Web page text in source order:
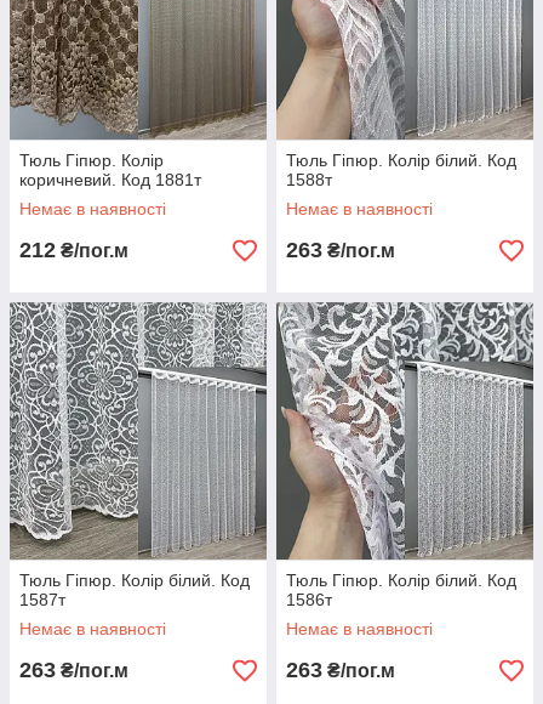
Тюль Гіпюр. Колір
коричневий. Код 1881т
Немає в наявності
212 ₴/пог.м
Тюль Гіпюр. Колір білий. Код
1588т
Немає в наявності
263 ₴/пог.м
Тюль Гіпюр. Колір білий. Код
1587т
Немає в наявності
263 ₴/пог.м
Тюль Гіпюр. Колір білий. Код
1586т
Немає в наявності
263 ₴/пог.м